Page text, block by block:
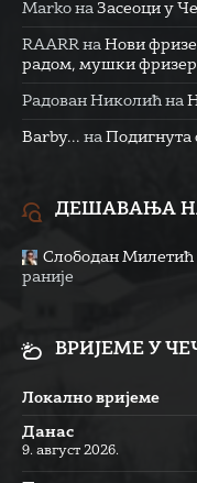
Marko на Засеоци у
RAARR на Нови
радом, мушки
Радован Николић на
Barby... на Подигнута
ДЕШАВАЊА
Слободан Милетић
раније
ВРИЈЕМЕ У
Локално вријеме
Данас
9. август 2026.